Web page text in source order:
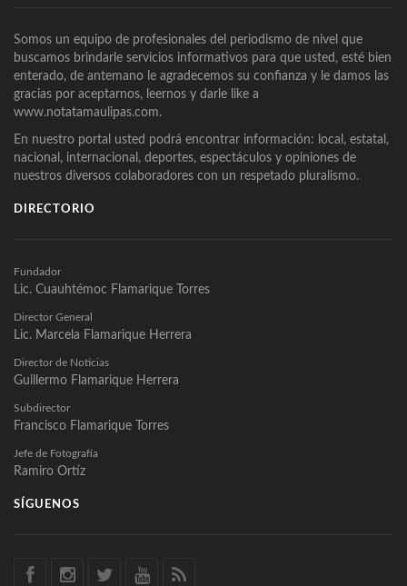
Somos un equipo de profesionales del periodismo de nivel que
buscamos brindarle servicios informativos para que usted, esté bien
enterado, de antemano le agradecemos su confianza y le damos las
gracias por aceptarnos, leernos y darle like a
www.notatamaulipas.com.
En nuestro portal usted podrá encontrar información: local, estatal,
nacional, internacional, deportes, espectáculos y opiniones de
nuestros diversos colaboradores con un respetado pluralismo.
DIRECTORIO
Fundador
Lic. Cuauhtémoc Flamarique Torres
Director General
Lic. Marcela Flamarique Herrera
Director de Noticias
Guillermo Flamarique Herrera
Subdirector
Francisco Flamarique Torres
Jefe de Fotografía
Ramiro Ortíz
SÍGUENOS